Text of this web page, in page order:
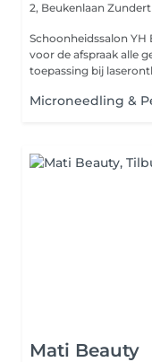
2, Beukenlaan Zundert
Schoonheidssalon YH
voor de afspraak alle
toepassing bij
Microneedling &
Mati Beauty